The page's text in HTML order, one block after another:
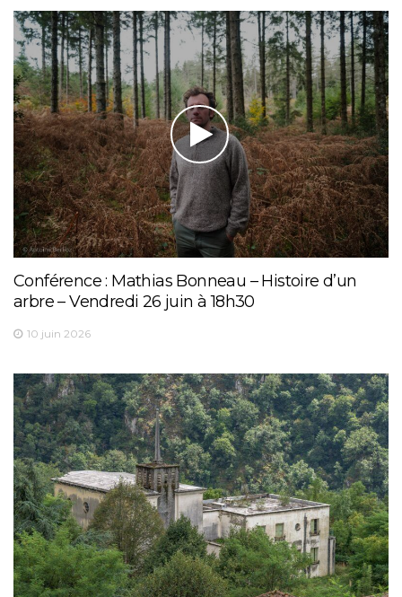
Conférence : Mathias Bonneau – Histoire d’un
arbre – Vendredi 26 juin à 18h30
10 juin 2026